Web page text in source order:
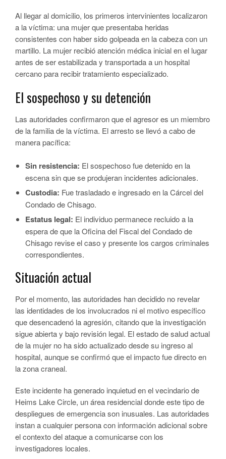
Al llegar al domicilio, los primeros intervinientes localizaron
a la víctima: una mujer que presentaba heridas
consistentes con haber sido golpeada en la cabeza con un
martillo. La mujer recibió atención médica inicial en el lugar
antes de ser estabilizada y transportada a un hospital
cercano para recibir tratamiento especializado.
El sospechoso y su detención
Las autoridades confirmaron que el agresor es un miembro
de la familia de la víctima. El arresto se llevó a cabo de
manera pacífica:
Sin resistencia: El sospechoso fue detenido en la
escena sin que se produjeran incidentes adicionales.
Custodia: Fue trasladado e ingresado en la Cárcel del
Condado de Chisago.
Estatus legal: El individuo permanece recluido a la
espera de que la Oficina del Fiscal del Condado de
Chisago revise el caso y presente los cargos criminales
correspondientes.
Situación actual
Por el momento, las autoridades han decidido no revelar
las identidades de los involucrados ni el motivo específico
que desencadenó la agresión, citando que la investigación
sigue abierta y bajo revisión legal. El estado de salud actual
de la mujer no ha sido actualizado desde su ingreso al
hospital, aunque se confirmó que el impacto fue directo en
la zona craneal.
Este incidente ha generado inquietud en el vecindario de
Heims Lake Circle, un área residencial donde este tipo de
despliegues de emergencia son inusuales. Las autoridades
instan a cualquier persona con información adicional sobre
el contexto del ataque a comunicarse con los
investigadores locales.